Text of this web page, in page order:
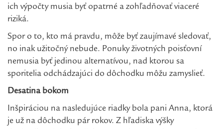
ich výpočty musia byť opatrné a zohľadňovať viaceré
riziká.
Spor o to, kto má pravdu, môže byť zaujímavé sledovať,
no inak užitočný nebude. Ponuky životných poisťovní
nemusia byť jedinou alternatívou, nad ktorou sa
sporitelia odchádzajúci do dôchodku môžu zamyslieť.
Desatina bokom
Inšpiráciou na nasledujúce riadky bola pani Anna, ktorá
je už na dôchodku pár rokov. Z hľadiska výšky